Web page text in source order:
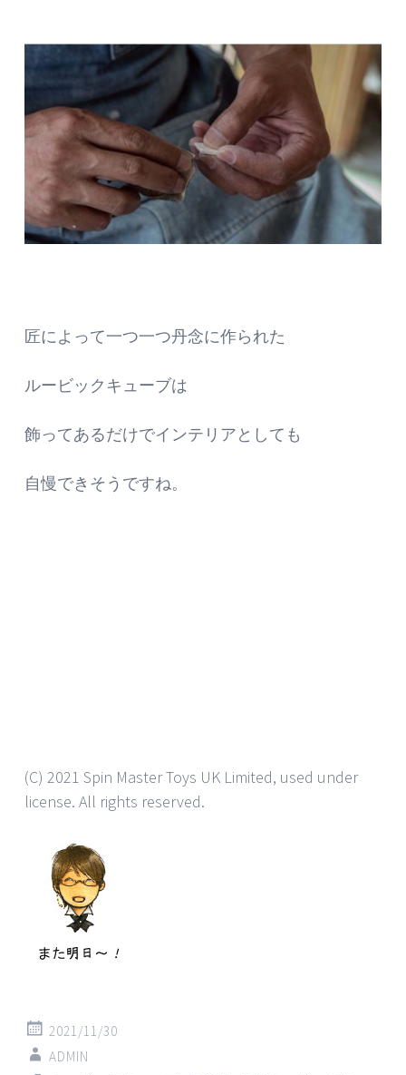
匠によって一つ一つ丹念に作られた
ルービックキューブは
飾ってあるだけでインテリアとしても
自慢できそうですね。
(C) 2021 Spin Master Toys UK Limited, used under
license. All rights reserved.
2021/11/30
ADMIN